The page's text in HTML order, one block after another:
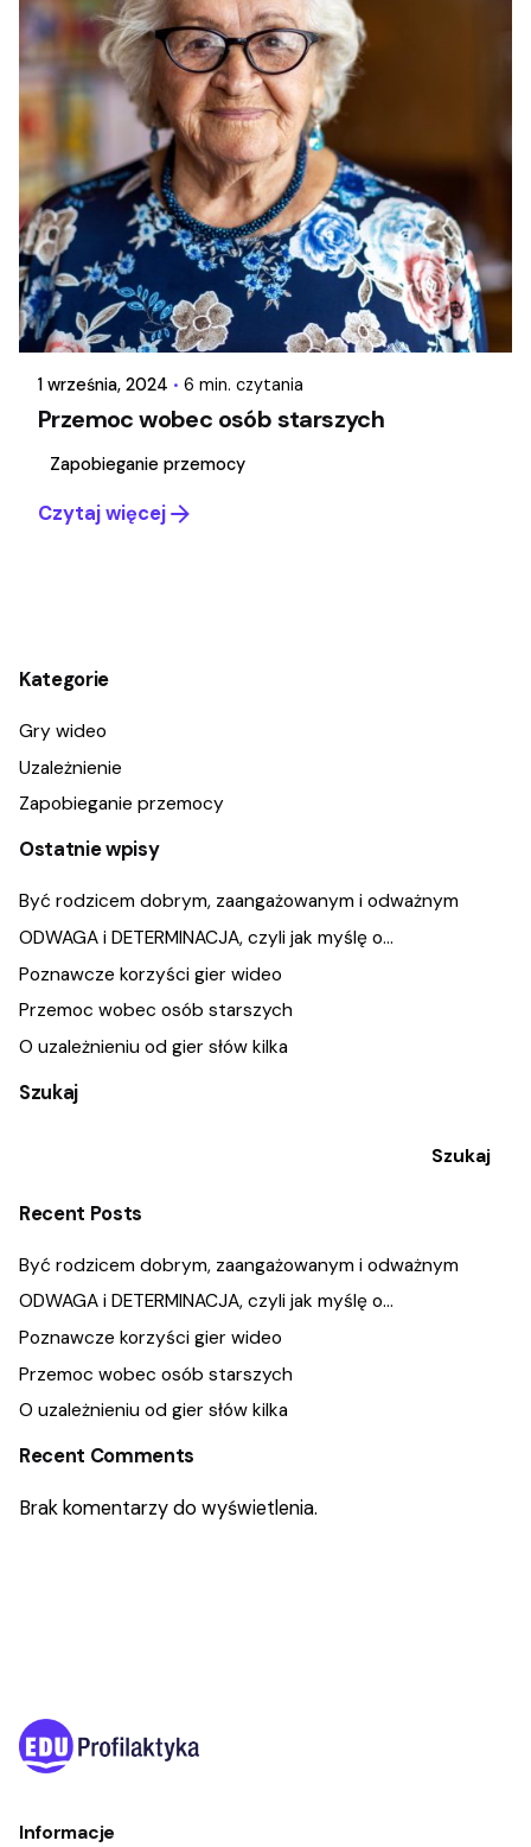
Autor
Oliwia Sprohs-Żylewicz
1 września, 2024 6 min. czytania
Przemoc wobec osób starszych
Zapobieganie przemocy
Czytaj więcej
Kategorie
Gry wideo
Uzależnienie
Zapobieganie przemocy
Ostatnie wpisy
Być rodzicem dobrym, zaangażowanym i odważnym
ODWAGA i DETERMINACJA, czyli jak myślę o…
Poznawcze korzyści gier wideo
Przemoc wobec osób starszych
O uzależnieniu od gier słów kilka
Szukaj
Szukaj
Recent Posts
Być rodzicem dobrym, zaangażowanym i odważnym
ODWAGA i DETERMINACJA, czyli jak myślę o…
Poznawcze korzyści gier wideo
Przemoc wobec osób starszych
O uzależnieniu od gier słów kilka
Recent Comments
Brak komentarzy do wyświetlenia.
Informacje